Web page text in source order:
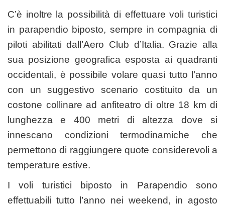
C’è inoltre la possibilità di effettuare voli turistici
in parapendio biposto, sempre in compagnia di
piloti abilitati dall’Aero Club d’Italia. Grazie alla
sua posizione geografica esposta ai quadranti
occidentali, è possibile volare quasi tutto l’anno
con un suggestivo scenario costituito da un
costone collinare ad anfiteatro di oltre 18 km di
lunghezza e 400 metri di altezza dove si
innescano condizioni termodinamiche che
permettono di raggiungere quote considerevoli a
temperature estive.
I voli turistici biposto in Parapendio sono
effettuabili tutto l’anno nei weekend, in agosto